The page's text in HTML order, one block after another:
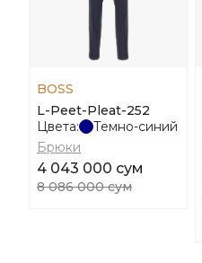
BOSS
L-Peet-Pleat-252
Цвета:
Темно-синий
Брюки
4 043 000 сум
8 086 000 сум